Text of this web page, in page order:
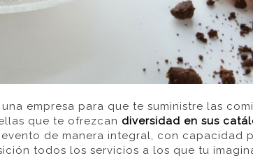
empresa para que te suministre las
que te ofrezcan diversidad en sus
de manera integral, con capacidad
todos los servicios a los que tu